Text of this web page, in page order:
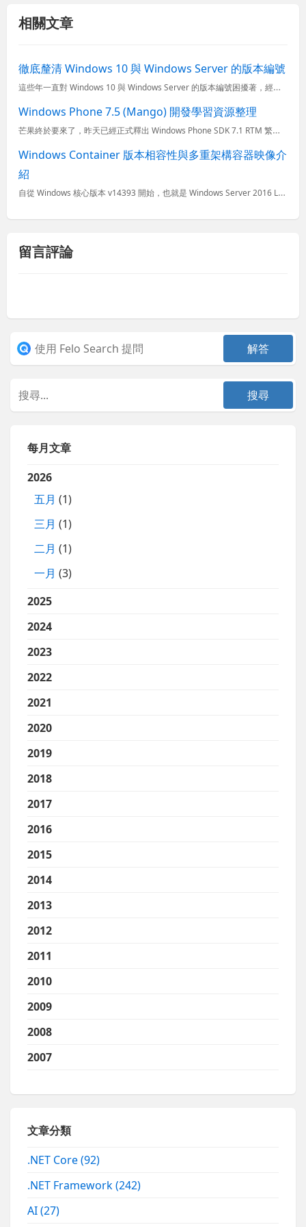
相關文章
徹底釐清 Windows 10 與 Windows Server 的版本編號
這些年一直對 Windows 10 與 Windows Server 的版本編號困擾著，經常會聽到什麼 Windows 10 周年更新、Windows 10 創作者更新 之類的名稱，完全摸不著頭緒，你
Windows Phone 7.5 (Mango) 開發學習資源整理
芒果終於要來了，昨天已經正式釋出 Windows Phone SDK 7.1 RTM 繁體中文版，而估計在幾週內應該所有 Windows Phone 7 的使用者就能夠自動更新到支援多國語系、完整的中...
Windows Container 版本相容性與多重架構容器映像介
紹
自從 Windows 核心版本 v14393 開始，也就是 Windows Server 2016 LTSC 與 Windows 10 年度更新版，正式開始支援 Windows 容器，這意謂著企業可以
留言評論
每月文章
2026
五月 (1)
三月 (1)
二月 (1)
一月 (3)
2025
2024
2023
2022
2021
2020
2019
2018
2017
2016
2015
2014
2013
2012
2011
2010
2009
2008
2007
文章分類
.NET Core(92)
.NET Framework(242)
AI(27)